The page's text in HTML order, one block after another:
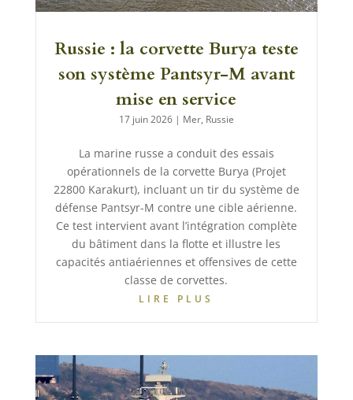
Russie : la corvette Burya teste
son système Pantsyr-M avant
mise en service
17 juin 2026| Mer, Russie
La marine russe a conduit des essais
opérationnels de la corvette Burya (Projet
22800 Karakurt), incluant un tir du système de
défense Pantsyr-M contre une cible aérienne.
Ce test intervient avant l’intégration complète
du bâtiment dans la flotte et illustre les
capacités antiaériennes et offensives de cette
classe de corvettes.
LIRE PLUS